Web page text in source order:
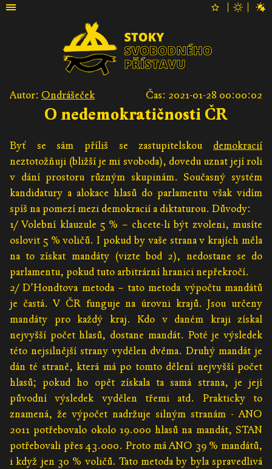
Autor: Ondrášeček Čas: 2021-01-28 00:00:02
O nedemokratičnosti ČR
Byť se sám příliš se zastupitelskou demokracií
neztotožňuji (bližší je mi svoboda), dovedu uznat její roli
v dání prostoru různým skupinám. Současný systém
kandidatury a alokace hlasů do parlamentu však vidím
spíš na pomezí mezi demokracií a diktaturou. Důvody:
1/ Volební klauzule 5 % – chcete-li být zvoleni, musíte
oslovit 5 % voličů. I pokud by vaše strana v krajích měla
na to získat mandáty (vizte bod 2), nedostane se do
parlamentu, pokud tuto arbitrární hranici nepřekročí.
2/ D’Hondtova metoda – tato metoda výpočtu mandátů
je častá. V ČR funguje na úrovni krajů. Jsou určeny
mandáty pro každý kraj. Kdo v daném kraji získal
nejvyšší počet hlasů, dostane mandát. Poté je výsledek
této nejsilnější strany vydělen dvěma. Druhý mandát je
dán té straně, která má po tomto dělení nejvyšší počet
hlasů; pokud ho opět získala ta samá strana, je její
původní výsledek vydělen třemi atd. Prakticky to
znamená, že výpočet nadržuje silným stranám - ANO
2011 potřebovalo okolo 19.000 hlasů na mandát, STAN
potřebovali přes 43.000. Proto má ANO 39 % mandátů,
i když jen 30 % voličů. Tato metoda by byla spravedlivá